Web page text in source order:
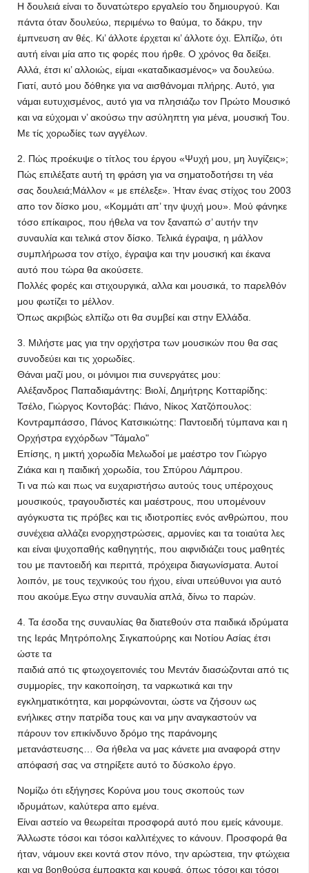
Η δουλειά είναι το δυνατώτερο εργαλείο του δημιουργού. Και
πάντα όταν δουλεύω, περιμένω το θαύμα, το δάκρυ, την
έμπνευση αν θές. Κι’ άλλοτε έρχεται κι’ άλλοτε όχι. Ελπίζω, ότι
αυτή είναι μία απο τις φορές που ήρθε. Ο χρόνος θα δείξει.
Αλλά, έτσι κι’ αλλοιώς, είμαι «καταδικασμένος» να δουλεύω.
Γιατί, αυτό μου δόθηκε για να αισθάνομαι πλήρης. Αυτό, για
νάμαι ευτυχισμένος, αυτό για να πλησιάζω τον Πρώτο Μουσικό
και να εύχομαι ν’ ακούσω την ασύληπτη για μένα, μουσική Του.
Με τίς χορωδίες των αγγέλων.
2. Πώς προέκυψε ο τίτλος του έργου «Ψυχή μου, μη λυγίζεις»;
Πώς επιλέξατε αυτή τη φράση για να σηματοδοτήσει τη νέα
σας δουλειά;Μάλλον « με επέλεξε». Ήταν ένας στίχος του 2003
απο τον δίσκο μου, «Κομμάτι απ’ την ψυχή μου». Μού φάνηκε
τόσο επίκαιρος, που ήθελα να τον ξαναπώ σ’ αυτήν την
συναυλία και τελικά στον δίσκο. Τελικά έγραψα, η μάλλον
συμπλήρωσα τον στίχο, έγραψα και την μουσική και έκανα
αυτό που τώρα θα ακούσετε.
Πολλές φορές και στιχουργικά, αλλα και μουσικά, το παρελθόν
μου φωτίζει το μέλλον.
Όπως ακριβώς ελπίζω οτι θα συμβεί και στην Ελλάδα.
3. Μιλήστε μας για την ορχήστρα των μουσικών που θα σας
συνοδεύει και τις χορωδίες.
Θάναι μαζί μου, οι μόνιμοι πια συνεργάτες μου:
Αλέξανδρος Παπαδιαμάντης: Βιολί, Δημήτρης Κοτταρίδης:
Τσέλο, Γιώργος Κοντοβάς: Πιάνο, Νίκος Χατζόπουλος:
Κοντραμπάσσο, Πάνος Κατσικιώτης: Παντοειδή τύμπανα και η
Ορχήστρα εγχόρδων "Τάμαλο"
Επίσης, η μικτή χορωδία Μελωδοί με μαέστρο τον Γιώργο
Ζιάκα και η παιδική χορωδία, του Σπύρου Λάμπρου.
Τι να πώ και πως να ευχαριστήσω αυτούς τους υπέροχους
μουσικούς, τραγουδιστές και μαέστρους, που υπομένουν
αγόγκυστα τις πρόβες και τις ιδιοτροπίες ενός ανθρώπου, που
συνέχεια αλλάζει ενορχηστρώσεις, αρμονίες και τα τοιαύτα λες
και είναι ψυχοπαθής καθηγητής, που αιφνιδιάζει τους μαθητές
του με παντοειδή και περιττά, πρόχειρα διαγωνίσματα. Αυτοί
λοιπόν, με τους τεχνικούς του ήχου, είναι υπεύθυνοι για αυτό
που ακούμε.Εγω στην συναυλία απλά, δίνω το παρών.
4. Τα έσοδα της συναυλίας θα διατεθούν στα παιδικά ιδρύματα
της Ιεράς Μητρόπολης Σιγκαπούρης και Νοτίου Ασίας έτσι
ώστε τα
παιδιά από τις φτωχογειτονιές του Μεντάν διασώζονται από τις
συμμορίες, την κακοποίηση, τα ναρκωτικά και την
εγκληματικότητα, και μορφώνονται, ώστε να ζήσουν ως
ενήλικες στην πατρίδα τους και να μην αναγκαστούν να
πάρουν τον επικίνδυνο δρόμο της παράνομης
μετανάστευσης… Θα ήθελα να μας κάνετε μια αναφορά στην
απόφασή σας να στηρίξετε αυτό το δύσκολο έργο.
Νομίζω ότι εξήγησες Κορύνα μου τους σκοπούς των
ιδρυμάτων, καλύτερα απο εμένα.
Είναι αστείο να θεωρείται προσφορά αυτό που εμείς κάνουμε.
Άλλωστε τόσοι και τόσοι καλλιτέχνες το κάνουν. Προσφορά θα
ήταν, νάμουν εκει κοντά στον πόνο, την αρώστεια, την φτώχεια
και να βοηθούσα έμπρακτα και κρυφά, όπως τόσοι και τόσοι